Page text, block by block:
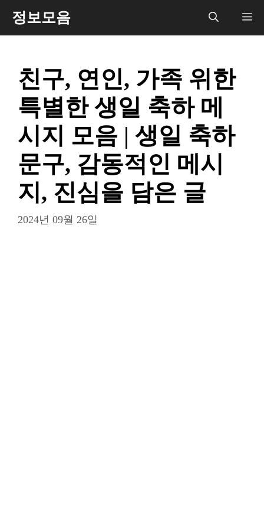
정보모음 메
친구, 연인, 가족 위한
특별한 생일 축하 메
시지 모음 | 생일 축하
문구, 감동적인 메시
지, 진심을 담은 글
2024년 09월 26일